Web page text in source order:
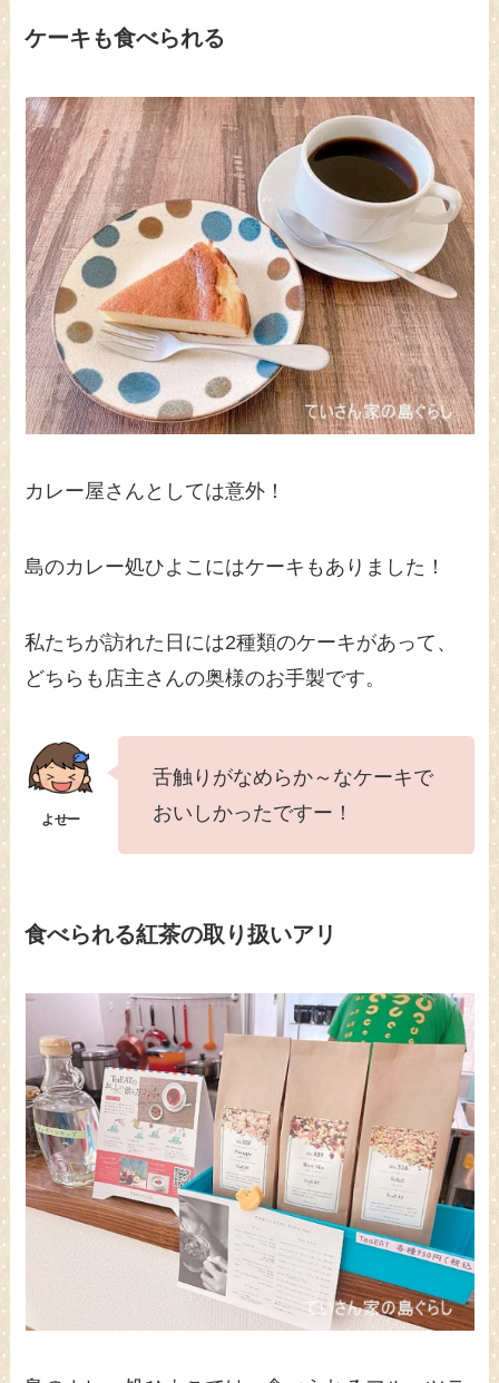
ケーキも食べられる
カレー屋さんとしては意外！
島のカレー処ひよこにはケーキもありました！
私たちが訪れた日には2種類のケーキがあって、
どちらも店主さんの奥様のお手製です。
舌触りがなめらか～なケーキで
おいしかったですー！
食べられる紅茶の取り扱いアリ